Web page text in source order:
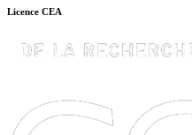
Licence CEA